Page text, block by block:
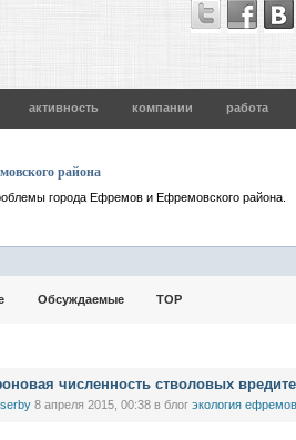
активность компании работа
района
города Ефремов и Ефремовского района.
Обсуждаемые TOP
численность стволовых
8 апреля 2015, 00:38 в блог экология